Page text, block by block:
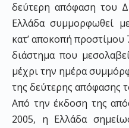
δεύτερη απόφαση του
Ελλάδα συμμορφωθεί
κατ’ αποκοπή προστίμου
διάστημα που
μέχρι την ημέρα
της δεύτερης απόφασης
Από την έκδοση της
2005, η Ελλάδα